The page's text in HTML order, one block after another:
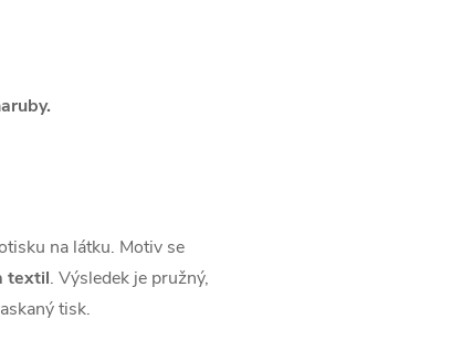
na látku. Motiv se
textil. Výsledek je pružný,
tisk.